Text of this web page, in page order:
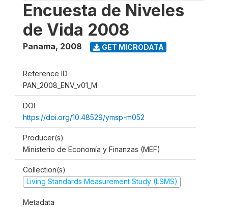
Encuesta de Niveles
de Vida 2008
Panama, 2008 GET MICRODATA
Reference ID
PAN_2008_ENV_v01_M
DOI
https://doi.org/10.48529/ymsp-m052
Producer(s)
Ministerio de Economía y Finanzas (MEF)
Collection(s)
Living Standards Measurement Study (LSMS)
Metadata